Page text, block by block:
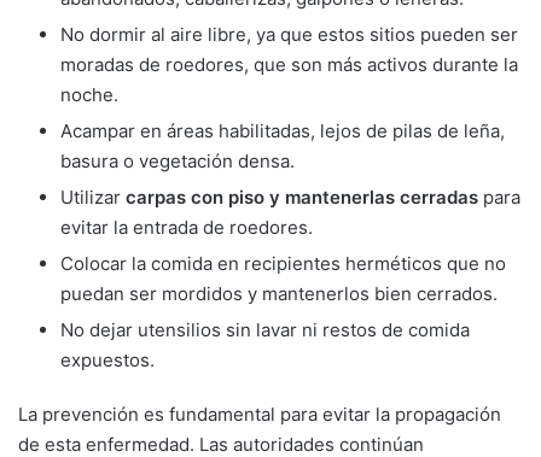
No dormir al aire libre, ya que estos sitios pueden ser
moradas de roedores, que son más activos durante la
noche.
Acampar en áreas habilitadas, lejos de pilas de leña,
basura o vegetación densa.
Utilizar carpas con piso y mantenerlas cerradas para
evitar la entrada de roedores.
Colocar la comida en recipientes herméticos que no
puedan ser mordidos y mantenerlos bien cerrados.
No dejar utensilios sin lavar ni restos de comida
expuestos.
La prevención es fundamental para evitar la propagación
de esta enfermedad. Las autoridades continúan